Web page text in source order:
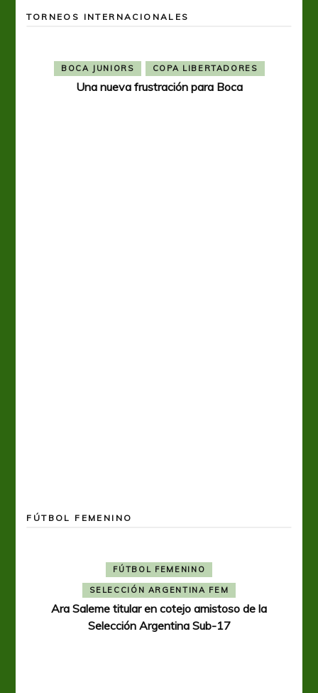
TORNEOS INTERNACIONALES
BOCA JUNIORS COPA LIBERTADORES
Una nueva frustración para Boca
FÚTBOL FEMENINO
FÚTBOL FEMENINO
SELECCIÓN ARGENTINA FEM
Ara Saleme titular en cotejo amistoso de la
Selección Argentina Sub-17